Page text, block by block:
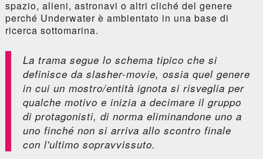
spazio, alieni, astronavi o altri cliché del genere
perché Underwater è ambientato in una base di
ricerca sottomarina.
La trama segue lo schema tipico che si
definisce da slasher-movie, ossia quel genere
in cui un mostro/entità ignota si risveglia per
qualche motivo e inizia a decimare il gruppo
di protagonisti, di norma eliminandone uno a
uno finché non si arriva allo scontro finale
con l'ultimo sopravvissuto.